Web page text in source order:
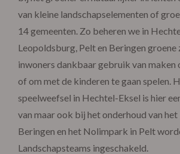
van kleine landschapselementen of
14 gemeenten. Zo beheren we in
Leopoldsburg, Pelt en Beringen groene
inwoners dankbaar gebruik van maken
of om met de kinderen te gaan spelen.
speelweefsel in Hechtel-Eksel is hier
van maar ook bij het onderhoud van
Beringen en het Nolimpark in Pelt
Landschapsteams ingeschakeld.